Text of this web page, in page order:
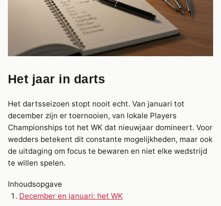
Het jaar in darts
Het dartsseizoen stopt nooit echt. Van januari tot
december zijn er toernooien, van lokale Players
Championships tot het WK dat nieuwjaar domineert. Voor
wedders betekent dit constante mogelijkheden, maar ook
de uitdaging om focus te bewaren en niet elke wedstrijd
te willen spelen.
Inhoudsopgave
December en januari: het WK